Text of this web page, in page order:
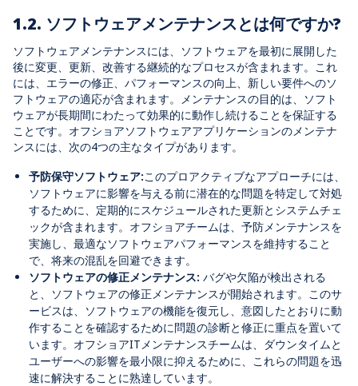
1.2. ソフトウェアメンテナンスとは何ですか?
ソフトウェアメンテナンスには、ソフトウェアを最初に展開した
後に変更、更新、改善する継続的なプロセスが含まれます。これ
には、エラーの修正、パフォーマンスの向上、新しい要件へのソ
フトウェアの適応が含まれます。メンテナンスの目的は、ソフト
ウェアが長期間にわたって効果的に動作し続けることを保証する
ことです。オフショアソフトウェアアプリケーションのメンテナ
ンスには、次の4つの主なタイプがあります。
予防保守ソフトウェア:このプロアクティブなアプローチには、
ソフトウェアに影響を与える前に潜在的な問題を特定して対処
するために、定期的にスケジュールされた更新とシステムチェ
ックが含まれます。オフショアチームは、予防メンテナンスを
実施し、最適なソフトウェアパフォーマンスを維持すること
で、将来の混乱を回避できます。
ソフトウェアの修正メンテナンス: バグや欠陥が検出される
と、ソフトウェアの修正メンテナンスが開始されます。このサ
ービスは、ソフトウェアの機能を復元し、意図したとおりに動
作することを確認するために問題の診断と修正に重点を置いて
います。オフショアITメンテナンスチームは、ダウンタイムと
ユーザーへの影響を最小限に抑えるために、これらの問題を迅
速に解決することに熟達しています。